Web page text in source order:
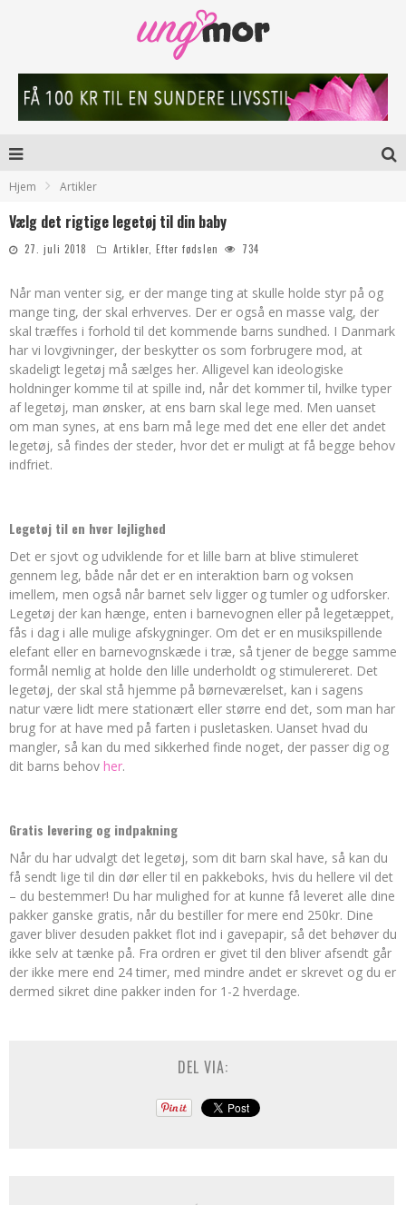
Hjem Artikler
Vælg det rigtige legetøj til din baby
27. juli 2018 Artikler Efter fødslen 734
Når man venter sig, er der mange ting at skulle holde styr på og
mange ting, der skal erhverves. Der er også en masse valg, der
skal træffes i forhold til det kommende barns sundhed. I Danmark
har vi lovgivninger, der beskytter os som forbrugere mod, at
skadeligt legetøj må sælges her. Alligevel kan ideologiske
holdninger komme til at spille ind, når det kommer til, hvilke typer
af legetøj, man ønsker, at ens barn skal lege med. Men uanset
om man synes, at ens barn må lege med det ene eller det andet
legetøj, så findes der steder, hvor det er muligt at få begge behov
indfriet.
Legetøj til en hver lejlighed
Det er sjovt og udviklende for et lille barn at blive stimuleret
gennem leg, både når det er en interaktion barn og voksen
imellem, men også når barnet selv ligger og tumler og udforsker.
Legetøj der kan hænge, enten i barnevognen eller på legetæppet,
fås i dag i alle mulige afskygninger. Om det er en musikspillende
elefant eller en barnevognskæde i træ, så tjener de begge samme
formål nemlig at holde den lille underholdt og stimulereret. Det
legetøj, der skal stå hjemme på børneværelset, kan i sagens
natur være lidt mere stationært eller større end det, som man har
brug for at have med på farten i pusletasken. Uanset hvad du
mangler, så kan du med sikkerhed finde noget, der passer dig og
dit barns behov her.
Gratis levering og indpakning
Når du har udvalgt det legetøj, som dit barn skal have, så kan du
få sendt lige til din dør eller til en pakkeboks, hvis du hellere vil det
– du bestemmer! Du har mulighed for at kunne få leveret alle dine
pakker ganske gratis, når du bestiller for mere end 250kr. Dine
gaver bliver desuden pakket flot ind i gavepapir, så det behøver du
ikke selv at tænke på. Fra ordren er givet til den bliver afsendt går
der ikke mere end 24 timer, med mindre andet er skrevet og du er
dermed sikret dine pakker inden for 1-2 hverdage.
DEL VIA: